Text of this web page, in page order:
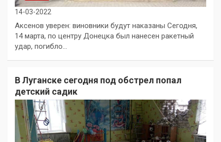
14-03-2022
Аксенов уверен: виновники будут наказаны Сегодня,
14 марта, по центру Донецка был нанесен ракетный
удар, погибло…
В Луганске сегодня под обстрел попал
детский садик